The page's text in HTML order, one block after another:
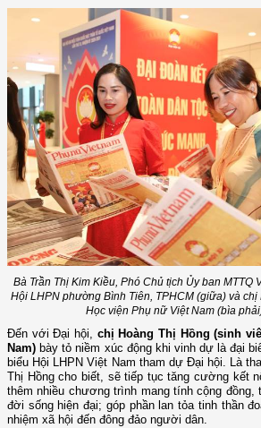
Bà Trần Thị Kim Kiều, Phó Chủ tịch Ủy ban MTTQ
Hội LHPN phường Bình Tiên, TPHCM (giữa) và
Học viện Phụ nữ Việt Nam (bìa
Đến với Đại hội, chị Hoàng Thị Hồng (sinh
Nam) bày tỏ niềm xúc động khi vinh dự là đại
biểu Hội LHPN Việt Nam tham dự Đại hội. Là
Thị Hồng cho biết, sẽ tiếp tục tăng cường kết
thêm nhiều chương trình mang tính cộng
đời sống hiện đại; góp phần lan tỏa tinh thần
nhiệm xã hội đến đông đảo người dân.